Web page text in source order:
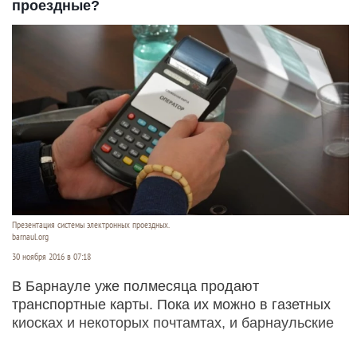
проездные?
Презентация системы электронных проездных.
barnaul.org
30 ноября 2016 в 07:18
В Барнауле уже полмесяца продают
транспортные карты. Пока их можно в газетных
киосках и некоторых почтамтах, и барнаульские